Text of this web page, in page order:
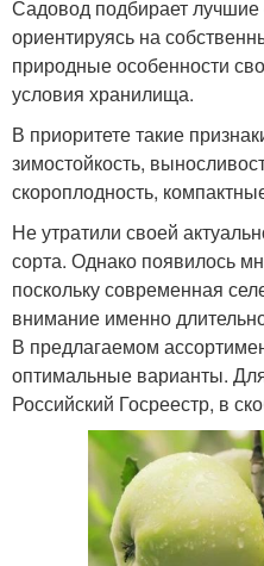
Садовод подбирает лучшие
ориентируясь на
природные особенности
условия хранилища.
В приоритете такие
зимостойкость,
скороплодность,
Не утратили своей
сорта. Однако появилось
поскольку современная
внимание именно
В предлагаемом
оптимальные варианты.
Российский Госреестр, в